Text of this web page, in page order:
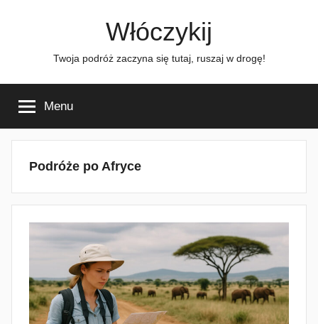
Włóczykij
Twoja podróż zaczyna się tutaj, ruszaj w drogę!
Menu
Podróże po Afryce